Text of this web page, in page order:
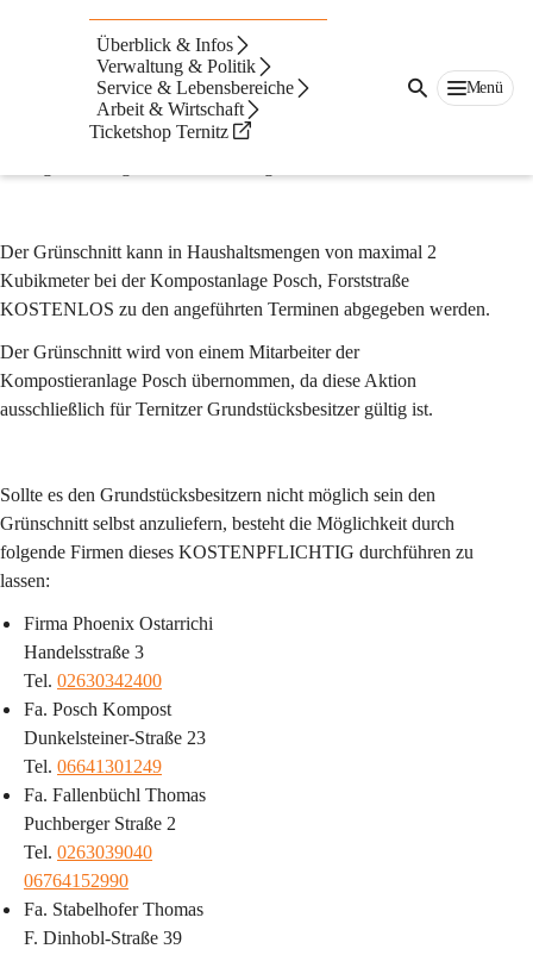
Überblick & Infos
Verwaltung & Politik
Service & Lebensbereiche
Arbeit & Wirtschaft
Ticketshop Ternitz
Menü
Grünschnittentsorgung
Die Stadtgemeinde Ternitz hat auch heuer wieder eine
Grünschnittentsorgungs-Aktion organisiert.
Privathaushalte haben dabei die Möglichkeit, ihren Grünschnitt
Der Grünschnitt kann in Haushaltsmengen von maximal 2
Kubikmeter bei der Kompostanlage Posch, Forststraße
KOSTENLOS zu den angeführten Terminen abgegeben werden.
Der Grünschnitt wird von einem Mitarbeiter der
Kompostieranlage Posch übernommen, da diese Aktion
ausschließlich für Ternitzer Grundstücksbesitzer gültig ist.
Sollte es den Grundstücksbesitzern nicht möglich sein den
Grünschnitt selbst anzuliefern, besteht die Möglichkeit durch
folgende Firmen dieses KOSTENPFLICHTIG durchführen zu
lassen:
Firma Phoenix Ostarrichi
Handelsstraße 3
Tel. 02630342400
Fa. Posch Kompost
Dunkelsteiner-Straße 23
Tel. 06641301249
Fa. Fallenbüchl Thomas
Puchberger Straße 2
Tel. 0263039040
06764152990
Fa. Stabelhofer Thomas
F. Dinhobl-Straße 39